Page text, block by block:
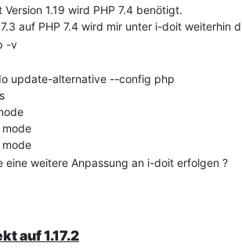
1.19 wird PHP 7.4 benötigt.
auf PHP 7.4 wird mir unter i-doit weiterhin
-v
update-alternative --config php
eine weitere Anpassung an i-doit erfolgen ?
auf 1.17.2